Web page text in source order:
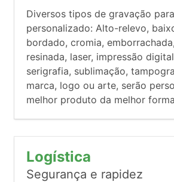
Diversos tipos de gravação
personalizado: Alto-relevo,
bordado, cromia,
resinada, laser, impressão
serigrafia, sublimação,
marca, logo ou arte, serão
melhor produto da melhor
Logística
Segurança e rapidez